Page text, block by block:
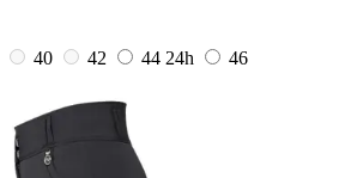
40 42 44 24h
46